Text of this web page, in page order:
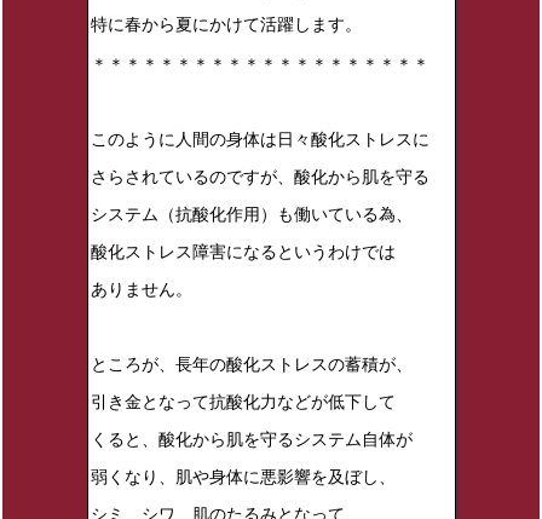
特に春から夏にかけて活躍します。
＊＊＊＊＊＊＊＊＊＊＊＊＊＊＊＊＊＊＊＊
このように人間の身体は日々酸化ストレスに
さらされているのですが、酸化から肌を守る
システム（抗酸化作用）も働いている為、
酸化ストレス障害になるというわけでは
ありません。
ところが、長年の酸化ストレスの蓄積が、
引き金となって抗酸化力などが低下して
くると、酸化から肌を守るシステム自体が
弱くなり、肌や身体に悪影響を及ぼし、
シミ、シワ、肌のたるみとなって